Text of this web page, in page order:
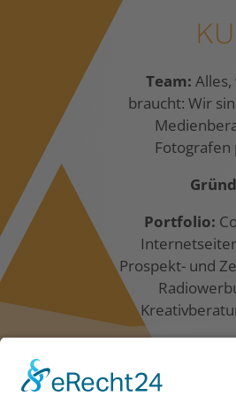
Team:
braucht: Wir
Portfolio:
Prospekt- und